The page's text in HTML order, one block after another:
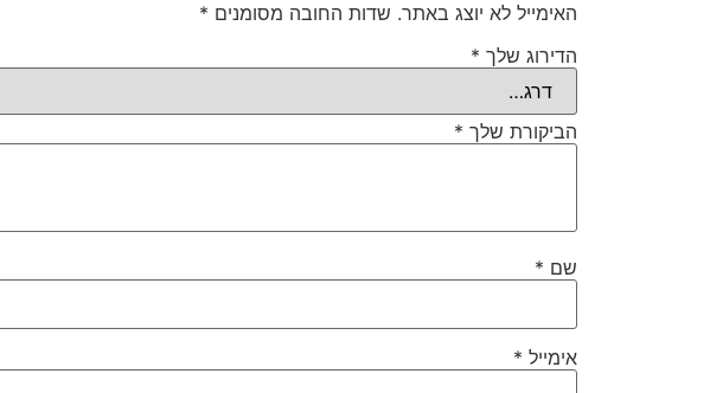
האימייל לא יוצג באתר. שדות החובה מסומנים *
הדירוג שלך *
הביקורת שלך *
שם *
אימייל *